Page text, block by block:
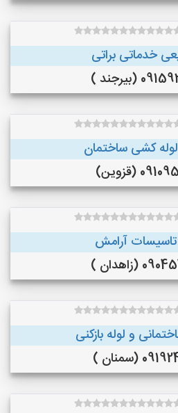
خدماتی براتی
(بیرجند )
کشی ساختمان
(قزوین)
آرامش
(زاهدان )
و لوله بازکنی
(سمنان )